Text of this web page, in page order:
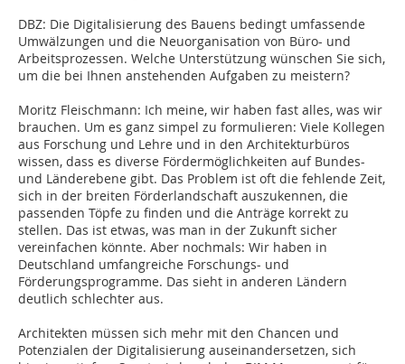
DBZ: Die Digitalisierung des Bauens bedingt umfassende
Umwälzungen und die Neuorganisation von Büro- und
Arbeitsprozessen. Welche Unterstützung wünschen Sie sich,
um die bei Ihnen anstehenden Aufgaben zu meistern?
Moritz Fleischmann: Ich meine, wir haben fast alles, was wir
brauchen. Um es ganz simpel zu formulieren: Viele Kollegen
aus Forschung und Lehre und in den Architekturbüros
wissen, dass es diverse Fördermöglichkeiten auf Bundes-
und Länderebene gibt. Das Problem ist oft die fehlende Zeit,
sich in der breiten Förderlandschaft auszukennen, die
passenden Töpfe zu finden und die Anträge korrekt zu
stellen. Das ist etwas, was man in der Zukunft sicher
vereinfachen könnte. Aber nochmals: Wir haben in
Deutschland umfangreiche Forschungs- und
Förderungsprogramme. Das sieht in anderen Ländern
deutlich schlechter aus.
Architekten müssen sich mehr mit den Chancen und
Potenzialen der Digitalisierung auseinandersetzen, sich